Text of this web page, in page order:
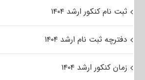
ثبت نام کنکور ارشد ۱۴۰۴
دفترچه ثبت نام ارشد ۱۴۰۴
زمان کنکور ارشد ۱۴۰۴